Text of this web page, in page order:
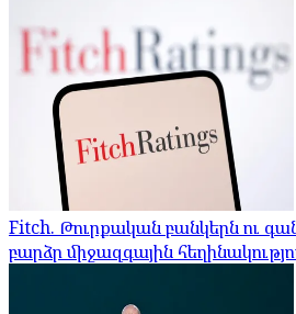
Fitch. Թուրքական բանկերն ու
բարձր միջազգային